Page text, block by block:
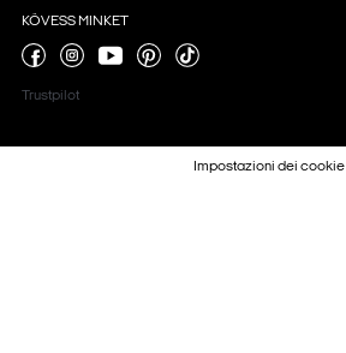
KÖVESS MINKET
Trustpilot
Impostazioni dei cookie